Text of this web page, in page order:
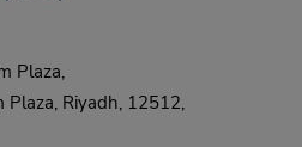
Plaza,
Plaza, Riyadh, 12512,